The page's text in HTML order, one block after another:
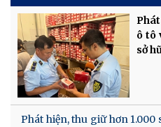
ô tô
sở
Phát hiện, thu giữ hơn